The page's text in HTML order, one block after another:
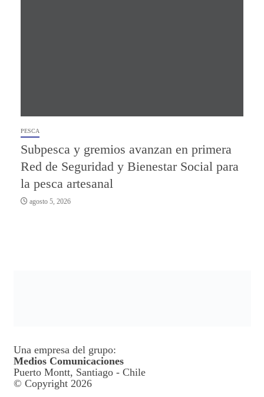
PESCA
Subpesca y gremios avanzan en primera
Red de Seguridad y Bienestar Social para
la pesca artesanal
agosto 5, 2026
Una empresa del grupo:
Medios Comunicaciones
Puerto Montt, Santiago - Chile
© Copyright 2026